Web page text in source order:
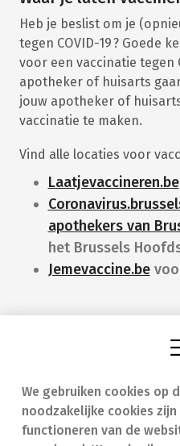
We gebruiken cookies op
noodzakelijke cookies
functioneren van de
Heb je beslist om je
tegen COVID-19 ? Goede
voor een vaccinatie tegen
apotheker of huisarts
jouw apotheker of
vaccinatie te maken.
Vind alle locaties voor
Laatjevaccineren.be
apothekers van
het Brussels
Jemevaccine.be
Vind een apotheek
Onze expertise